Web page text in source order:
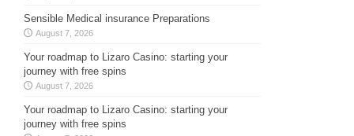
Sensible Medical insurance Preparations
August 7, 2026
Your roadmap to Lizaro Casino: starting your
journey with free spins
August 7, 2026
Your roadmap to Lizaro Casino: starting your
journey with free spins